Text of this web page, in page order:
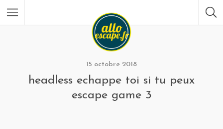
15 octobre 2018
headless echappe toi si tu peux
escape game 3